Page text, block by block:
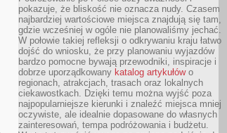
pokazuje, że bliskość nie oznacza nudy. Czasem
najbardziej wartościowe miejsca znajdują się tam,
gdzie wcześniej w ogóle nie planowaliśmy jechać.
W połowie takiej refleksji o odkrywaniu kraju łatwo
dojść do wniosku, że przy planowaniu wyjazdów
bardzo pomocne bywają przewodniki, inspiracje i
dobrze uporządkowany katalog artykułówo
regionach, atrakcjach, trasach oraz lokalnych
ciekawostkach. Dzięki temu można wyjść poza
najpopularniejsze kierunki i znaleźć miejsca mniej
oczywiste, ale idealnie dopasowane do własnych
zainteresowań, tempa podróżowania i budżetu.